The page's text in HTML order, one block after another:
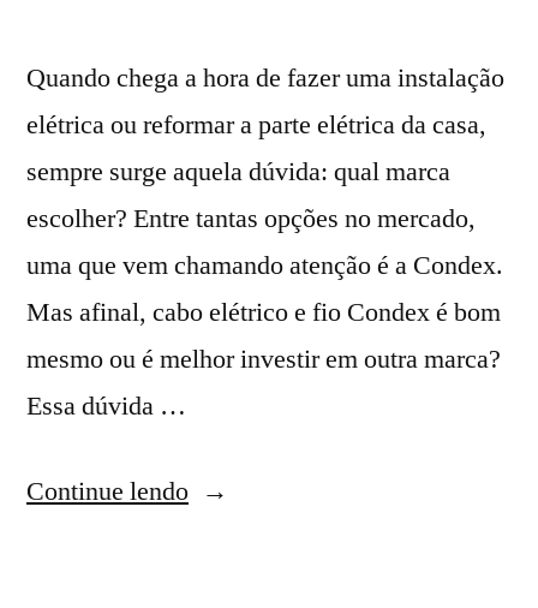
Quando chega a hora de fazer uma instalação
elétrica ou reformar a parte elétrica da casa,
sempre surge aquela dúvida: qual marca
escolher? Entre tantas opções no mercado,
uma que vem chamando atenção é a Condex.
Mas afinal, cabo elétrico e fio Condex é bom
mesmo ou é melhor investir em outra marca?
Essa dúvida …
Continue lendo“Cabo